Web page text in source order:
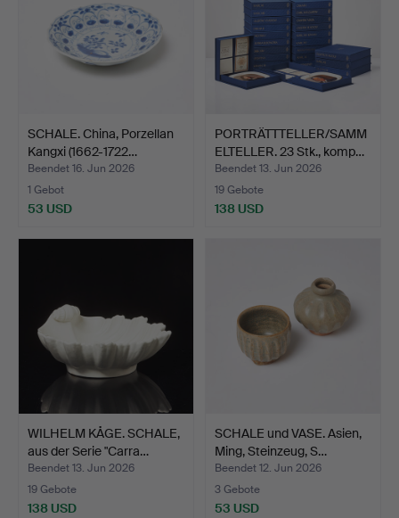
SCHALE. China, Porzellan
Kangxi (1662-1722…
Beendet 16. Jun 2026
1 Gebot
53 USD
PORTRÄTTTELLER/SAMM
ELTELLER. 23 Stk., komp…
Beendet 13. Jun 2026
19 Gebote
138 USD
WILHELM KÅGE. SCHALE,
aus der Serie "Carra…
Beendet 13. Jun 2026
19 Gebote
138 USD
SCHALE und VASE. Asien,
Ming, Steinzeug, S…
Beendet 12. Jun 2026
3 Gebote
53 USD